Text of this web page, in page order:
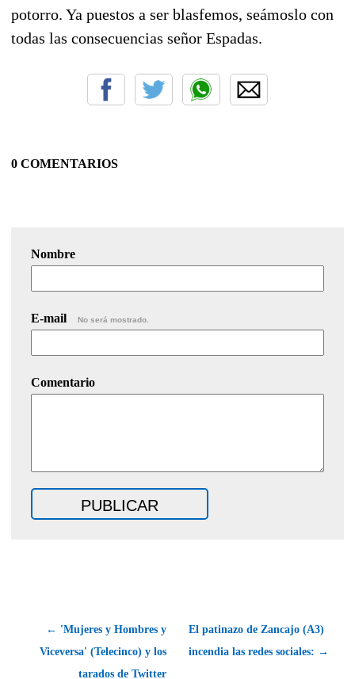
potorro. Ya puestos a ser blasfemos, seámoslo con
todas las consecuencias señor Espadas.
0 COMENTARIOS
Nombre
E-mail No será mostrado.
Comentario
← 'Mujeres y Hombres y
Viceversa' (Telecinco) y los
tarados de Twitter
El patinazo de Zancajo (A3)
incendia las redes sociales: →